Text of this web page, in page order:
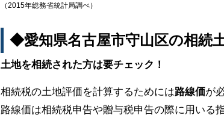
（2015年総務省統計局調べ）
◆愛知県名古屋市守山区の相続
土地を相続された方は要チェック！
相続税の土地評価を計算するためには路線価が
路線価は相続税申告や贈与税申告の際に用いる